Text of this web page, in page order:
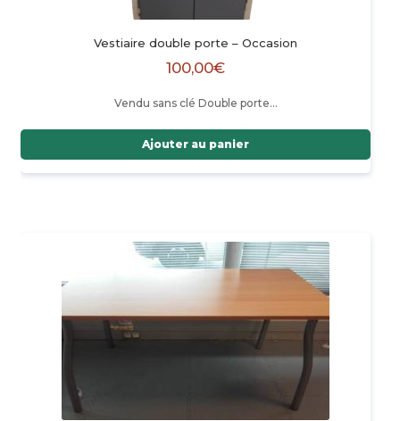
Vestiaire double porte – Occasion
100,00€
Vendu sans clé Double porte…
Ajouter au panier